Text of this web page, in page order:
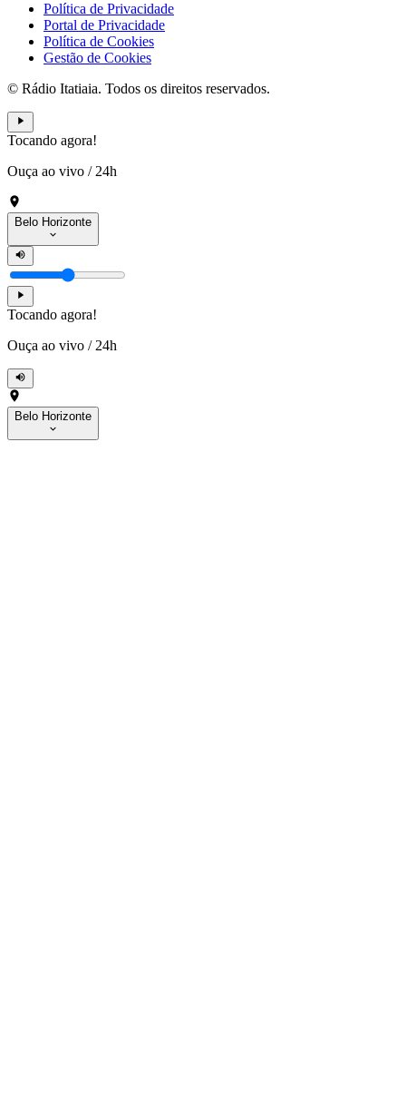
Política de Privacidade
Portal de Privacidade
Política de Cookies
Gestão de Cookies
© Rádio Itatiaia. Todos os direitos reservados.
Tocando agora!
Ouça ao vivo / 24h
Belo Horizonte
Tocando agora!
Ouça ao vivo / 24h
Belo Horizonte